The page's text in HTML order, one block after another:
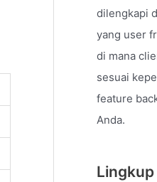
dilengkapi
yang user
di mana
sesuai
feature
Anda.